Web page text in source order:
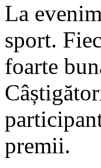
La
sport.
foarte
premii.